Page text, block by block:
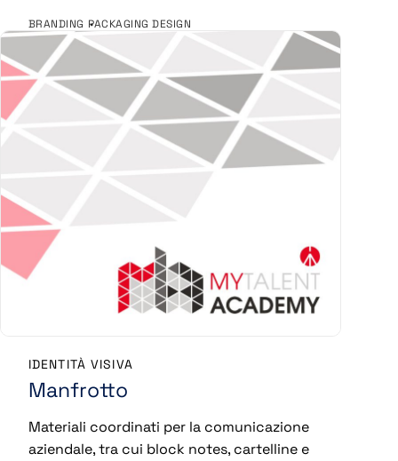
BRANDING PACKAGING DESIGN
IDENTITÀ VISIVA
Manfrotto
Materiali coordinati per la comunicazione
aziendale, tra cui block notes, cartelline e